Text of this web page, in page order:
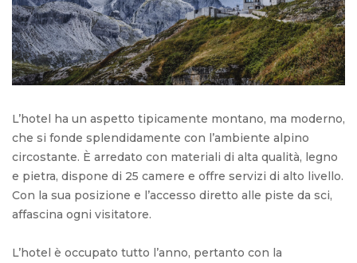
L’hotel ha un aspetto tipicamente montano, ma moderno,
che si fonde splendidamente con l’ambiente alpino
circostante. È arredato con materiali di alta qualità, legno
e pietra, dispone di 25 camere e offre servizi di alto livello.
Con la sua posizione e l’accesso diretto alle piste da sci,
affascina ogni visitatore.
L’hotel è occupato tutto l’anno, pertanto con la